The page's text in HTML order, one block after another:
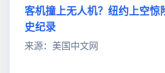
客机撞上无人机？纽约上空惊
史纪录
来源：美国中文网